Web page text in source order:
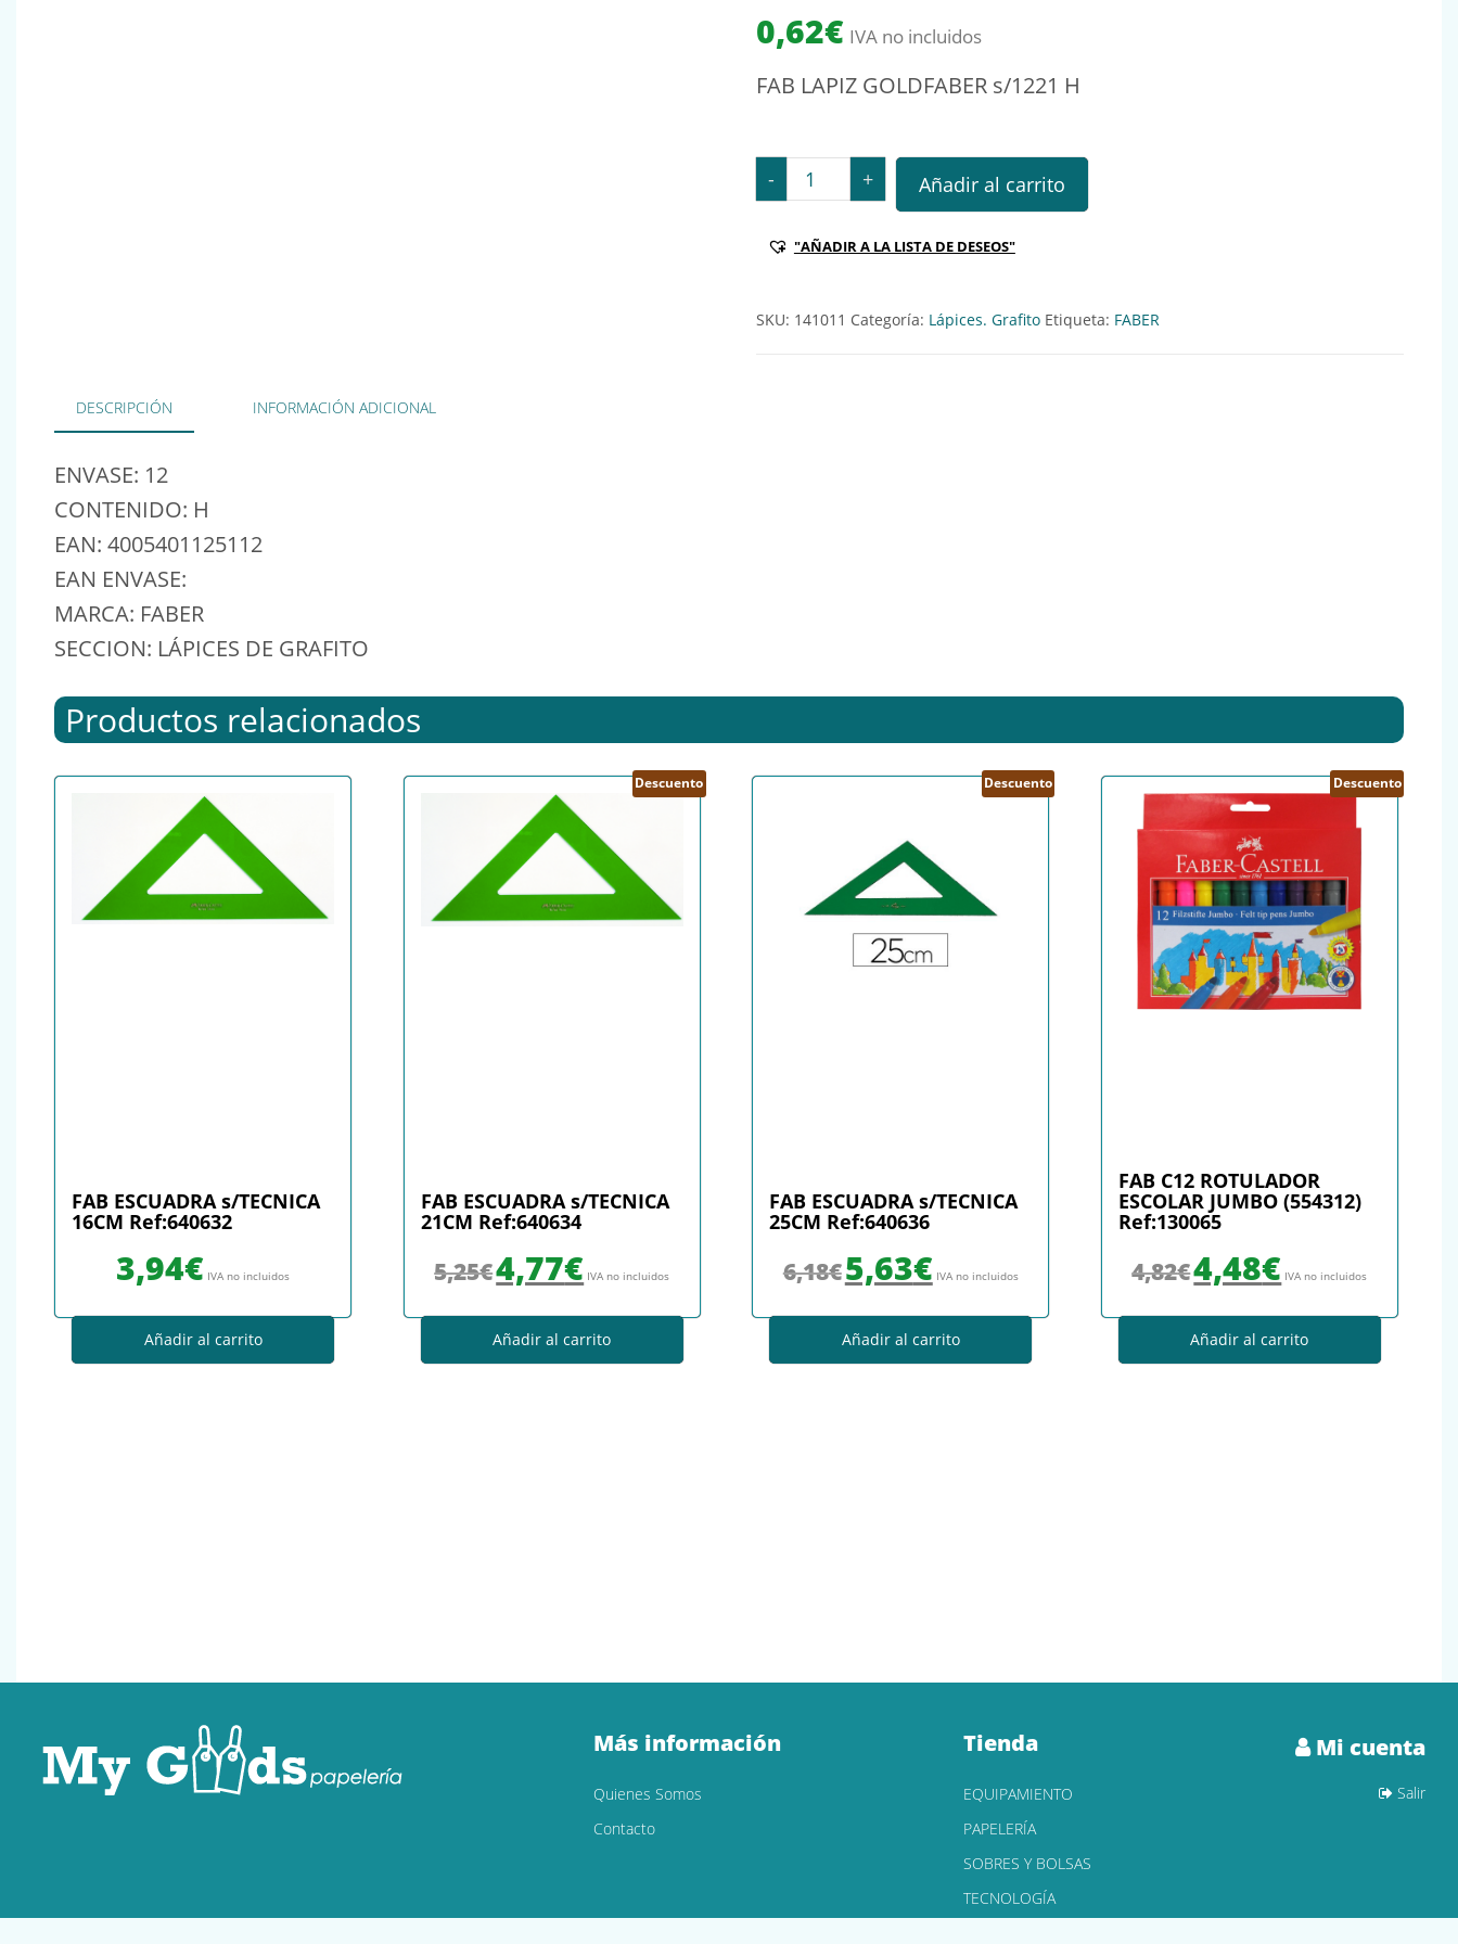
0,62€ IVA no incluidos
FAB LAPIZ GOLDFABER s/1221 H
- FAB LAPIZ GOLDFABER s/1221 H Ref.: 141011 cantidad
+ Añadir al carrito
"AÑADIR A LA LISTA DE DESEOS"
SKU: 141011 Categoría: Lápices. Grafito Etiqueta: FABER
DESCRIPCIÓN INFORMACIÓN ADICIONAL
ENVASE: 12
CONTENIDO: H
EAN: 4005401125112
EAN ENVASE:
MARCA: FABER
SECCION: LÁPICES DE GRAFITO
Productos relacionados
FAB ESCUADRA s/TECNICA
16CM Ref:640632
3,94€ IVA no incluidos
Añadir al carrito
Descuento
FAB ESCUADRA s/TECNICA
21CM Ref:640634
5,25€4,77€ IVA no incluidos
Añadir al carrito
Descuento
FAB ESCUADRA s/TECNICA
25CM Ref:640636
6,18€5,63€ IVA no incluidos
Añadir al carrito
Descuento
FAB C12 ROTULADOR
ESCOLAR JUMBO (554312)
Ref:130065
4,82€4,48€ IVA no incluidos
Añadir al carrito
Más información
Quienes Somos
Contacto
Tienda
EQUIPAMIENTO
PAPELERÍA
SOBRES Y BOLSAS
TECNOLOGÍA
Mi cuenta
Salir